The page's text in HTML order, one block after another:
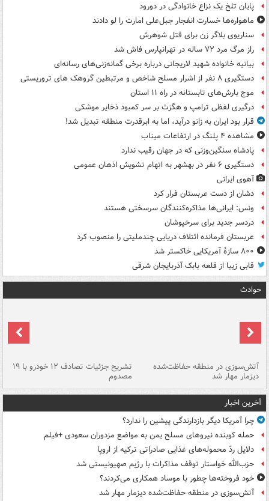
پایان تلخ یک نزاع خانوادگی در دورود
ماهواره‌ها خسارت انفجار جبل‌علی امارت را لو دادند
سناریوی بلاگر زن برای قتل شوهرش
راز مرگ مرد ۷۲ ساله در تهرانپارس فاش شد
بیانیه خانواده شهید لاریجانی درباره برخی گمانه‌زنی‌های رسانه‌ای
دستگیری ۸ نفر از اشرار مسلح شاخص و مرتبطین گروهک های تروریستی
موج بارش‌های تابستانه در راه ۱۱ استان
درگیری لفظی ترامپ و هگزث بر سر کمبود ذخایر موشکی
قرار بود ایران به زانو درآید، اما به ابرقدرت منطقه تبدیل شد!
مشاهده ۴ پلنگ در ارتفاعات میناب
پادشاه سنگین‌وزنی که در جهان رقیب ندارد
دستگیری ۶ نفر در بهشهر به اتهام تشویش اذهان عمومی
آهوی ایرانی
دشان از دست عربستان فرار کرد
ونس: ایرانی‌ها مذاکره‌کنندگان سرسختی هستند
دردسر جدید برای سرخپوشان
عربستان فرمانده ائتلاف دریایی چندملیتی را منصوب کرد
۸۰۰ سازۀ آمریکایی خاکستر شد
قابی زیبا از قلعه بابک آذربایجان شرقی
حوادث
آتش‌سوزی در منطقه حفاظت‌شده
دیزمار مهار شد
تشریح جزئیات تصادف ۱۲ خودرو با ۱۹
مصدوم
آخرین اخبار
چرا آمریکا دیگر بازدارندگی پیشین را ندارد؟
حمله کوبنده نیروهای مسلح یمن به مواضع مزدوران سعودی +فیلم
دلایل ردّ محموله‌های غذایی صادراتی ترکیه از اروپا
حزب‌الله خواستار توقف مذاکرات با رژیم صهیونیستی شد
خود فروخته‌ها چطور با موساد همکاری می‌کردند؟
آتش‌سوزی در منطقه حفاظت‌شده دیزمار مهار شد